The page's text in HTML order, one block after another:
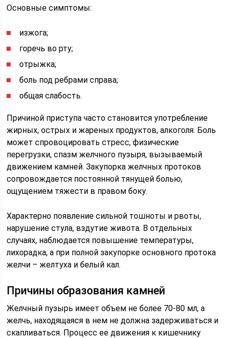
Основные симптомы:
изжога;
горечь во рту;
отрыжка;
боль под ребрами справа;
общая слабость.
Причиной приступа часто становится употребление
жирных, острых и жареных продуктов, алкоголя. Боль
может спровоцировать стресс, физические
перегрузки, спазм желчного пузыря, вызываемый
движением камней. Закупорка желчных протоков
сопровождается постоянной тянущей болью,
ощущением тяжести в правом боку.
Характерно появление сильной тошноты и рвоты,
нарушение стула, вздутие живота. В отдельных
случаях, наблюдается повышение температуры,
лихорадка, а при полной закупорке основного протока
желчи – желтуха и белый кал.
Причины образования камней
Желчный пузырь имеет объем не более 70-80 мл, а
желчь, находящаяся в нем не должна задерживаться и
скапливаться. Процесс ее движения к кишечнику